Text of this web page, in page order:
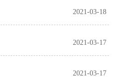
2021-03-18
2021-03-17
2021-03-17